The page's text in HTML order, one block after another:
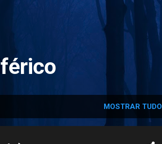
MOSTRAR TUDO